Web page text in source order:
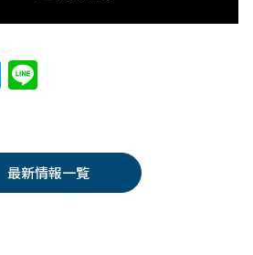
H
n
a
最新情報一覧